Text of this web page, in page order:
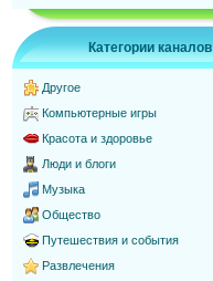
Категории каналов
Другое
Компьютерные игры
Красота и здоровье
Люди и блоги
Музыка
Общество
Путешествия и события
Развлечения